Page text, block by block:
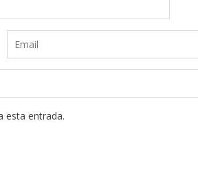
esta entrada.